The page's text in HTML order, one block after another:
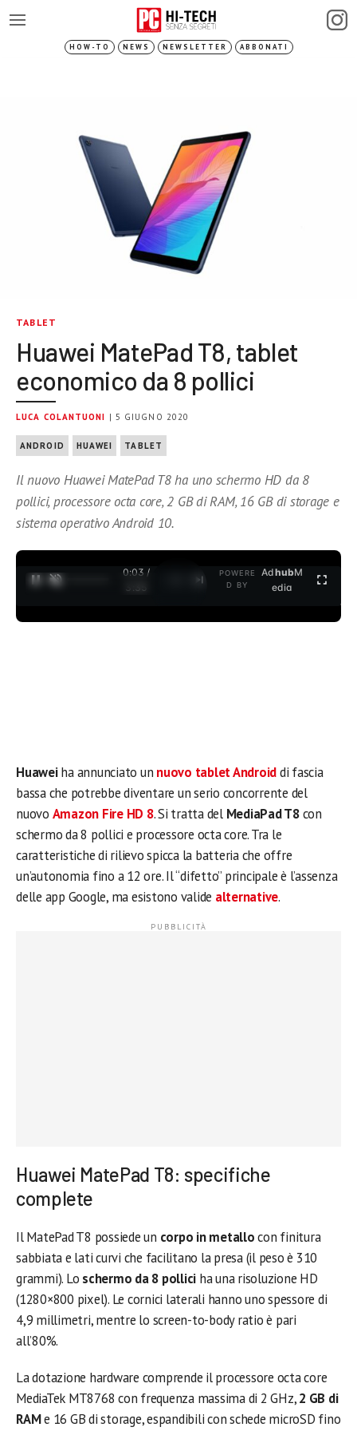
HOW-TO NEWS NEWSLETTER ABBONATI
TABLET
Huawei MatePad T8, tablet
economico da 8 pollici
LUCA COLANTUONI | 5 GIUGNO 2020
ANDROID HUAWEI TABLET
Il nuovo Huawei MatePad T8 ha uno schermo HD da 8
pollici, processore octa core, 2 GB di RAM, 16 GB di storage e
sistema operativo Android 10.
0:04 /
3:35
POWERE
D BY
AdhubM
edia
Huaweiha annunciato un nuovo tablet Androiddi fascia
bassa che potrebbe diventare un serio concorrente del
nuovo Amazon Fire HD 8. Si tratta del MediaPad T8con
schermo da 8 pollici e processore octa core. Tra le
caratteristiche di rilievo spicca la batteria che offre
un’autonomia fino a 12 ore. Il “difetto” principale è l’assenza
delle app Google, ma esistono valide alternative.
Huawei MatePad T8: specifiche
complete
Il MatePad T8 possiede un corpo in metallocon finitura
sabbiata e lati curvi che facilitano la presa (il peso è 310
grammi). Lo schermo da 8 pollici ha una risoluzione HD
(1280×800 pixel). Le cornici laterali hanno uno spessore di
4,9 millimetri, mentre lo screen-to-body ratio è pari
all’80%.
La dotazione hardware comprende il processore octa core
MediaTek MT8768 con frequenza massima di 2 GHz,2 GB di
RAMe 16 GB di storage, espandibili con schede microSD fino